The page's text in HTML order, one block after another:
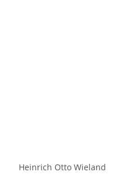
Heinrich Otto Wieland